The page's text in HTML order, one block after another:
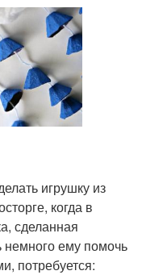
игрушку из
когда в
сделанная
немного ему помочь
потребуется: